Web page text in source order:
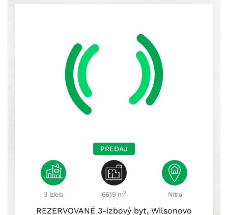
PREDAJ
3 izieb 66.19 m2 Nitra
REZERVOVANÉ 3-izbový byt, Wilsonovo